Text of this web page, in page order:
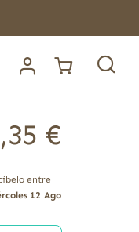
€
entre
12 Ago